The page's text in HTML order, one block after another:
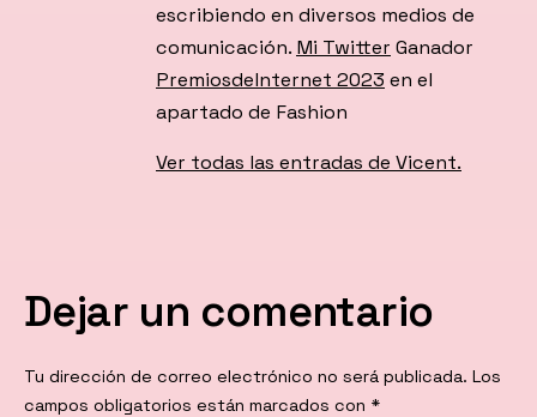
escribiendo en diversos medios de
comunicación. Mi Twitter Ganador
PremiosdeInternet 2023 en el
apartado de Fashion
Ver todas las entradas de Vicent.
Dejar un comentario
Tu dirección de correo electrónico no será publicada. Los
campos obligatorios están marcados con *